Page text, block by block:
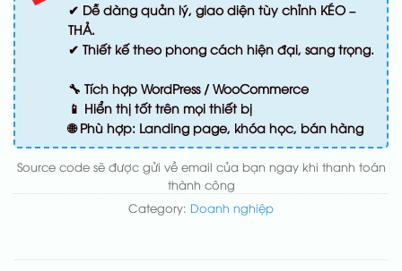
✔ Dễ dàng quản lý, giao diện tùy chỉnh KÉO –
THẢ.
✔ Thiết kế theo phong cách hiện đại, sang trọng.
🔧 Tích hợp WordPress / WooCommerce
📱 Hiển thị tốt trên mọi thiết bị
🌐 Phù hợp: Landing page, khóa học, bán hàng
Source code sẽ được gửi về email của bạn ngay khi thanh toán
thành công
Category: Doanh nghiệp